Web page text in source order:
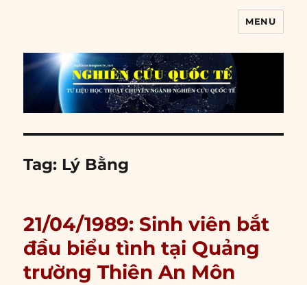
MENU
Tag: Lý Bằng
21/04/1989: Sinh viên bắt
đầu biểu tình tại Quảng
trường Thiên An Môn